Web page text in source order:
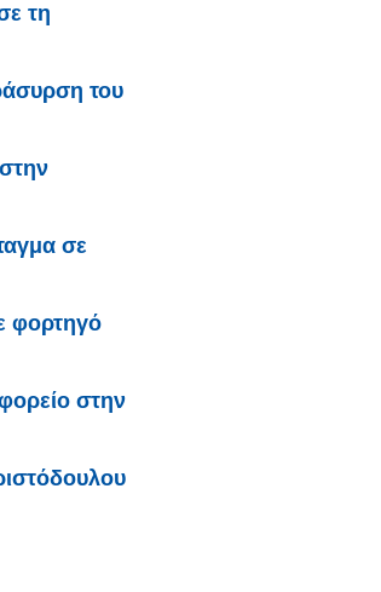
τη
του
σε
φορτηγό
στην